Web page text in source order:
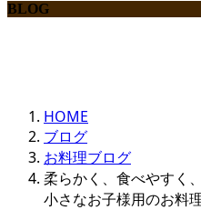
BLOG
HOME
ブログ
お料理ブログ
柔らかく、食べやすく
小さなお子様用のお料